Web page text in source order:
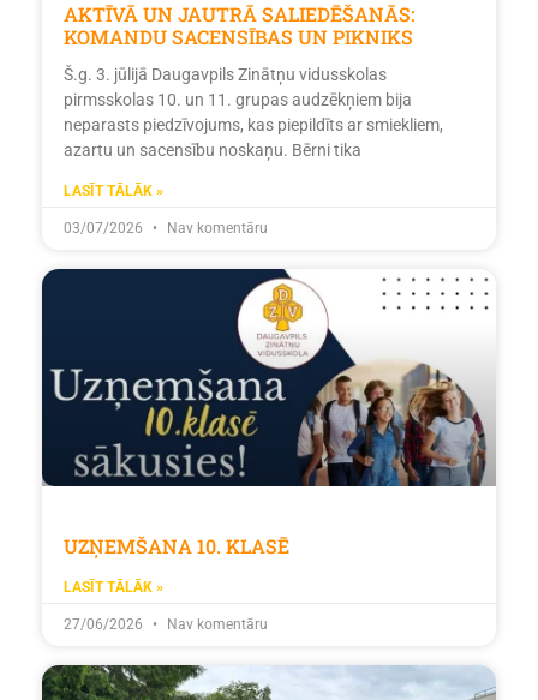
AKTĪVĀ UN JAUTRĀ SALIEDĒŠANĀS:
KOMANDU SACENSĪBAS UN PIKNIKS
Š.g. 3. jūlijā Daugavpils Zinātņu vidusskolas
pirmsskolas 10. un 11. grupas audzēkņiem bija
neparasts piedzīvojums, kas piepildīts ar smiekliem,
azartu un sacensību noskaņu. Bērni tika
LASĪT TĀLĀK »
03/07/2026 Nav komentāru
UZŅEMŠANA 10. KLASĒ
LASĪT TĀLĀK »
27/06/2026 Nav komentāru